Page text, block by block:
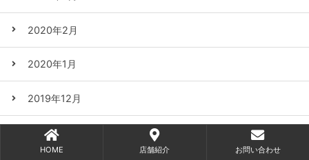
2020年2月
2020年1月
2019年12月
2019年11月
HOME 店舗紹介 お問い合わせ